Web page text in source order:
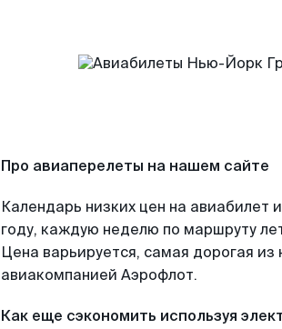
Про авиаперелеты на нашем сайте
Календарь низких цен на
году, каждую неделю по маршруту
Цена варьируется, самая дорогая
авиакомпанией Аэрофлот.
Как еще сэкономить используя